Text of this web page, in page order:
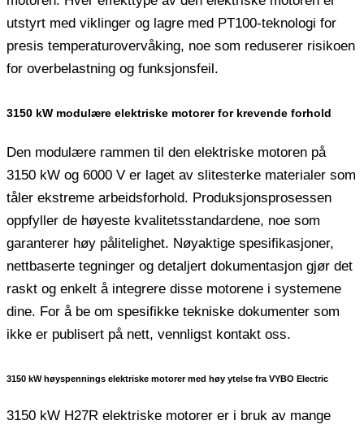
utstyrt med viklinger og lagre med PT100-teknologi for
presis temperaturovervåking, noe som reduserer risikoen
for overbelastning og funksjonsfeil.
3150 kW modulære elektriske motorer for krevende forhold
Den modulære rammen til den elektriske motoren på
3150 kW og 6000 V er laget av slitesterke materialer som
tåler ekstreme arbeidsforhold. Produksjonsprosessen
oppfyller de høyeste kvalitetsstandardene, noe som
garanterer høy pålitelighet. Nøyaktige spesifikasjoner,
nettbaserte tegninger og detaljert dokumentasjon gjør det
raskt og enkelt å integrere disse motorene i systemene
dine. For å be om spesifikke tekniske dokumenter som
ikke er publisert på nett, vennligst kontakt oss.
3150 kW høyspennings elektriske motorer med høy ytelse fra VYBO Electric
3150 kW H27R elektriske motorer er i bruk av mange